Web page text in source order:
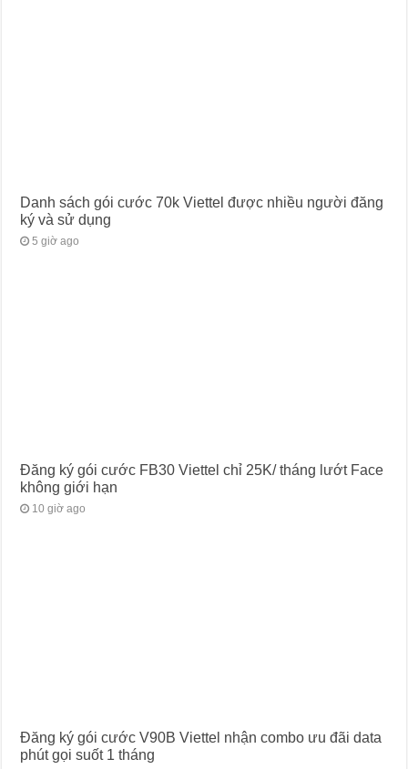
Danh sách gói cước 70k Viettel được nhiều người đăng
ký và sử dụng
5 giờ ago
Đăng ký gói cước FB30 Viettel chỉ 25K/ tháng lướt Face
không giới hạn
10 giờ ago
Đăng ký gói cước V90B Viettel nhận combo ưu đãi data
phút gọi suốt 1 tháng